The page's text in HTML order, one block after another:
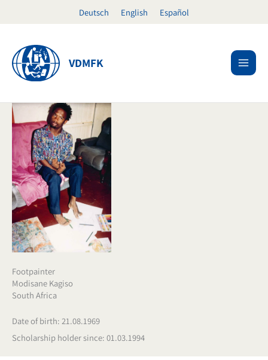
Deutsch English Español
VDMFK
Footpainter
Modisane Kagiso
South Africa
Date of birth: 21.08.1969
Scholarship holder since: 01.03.1994